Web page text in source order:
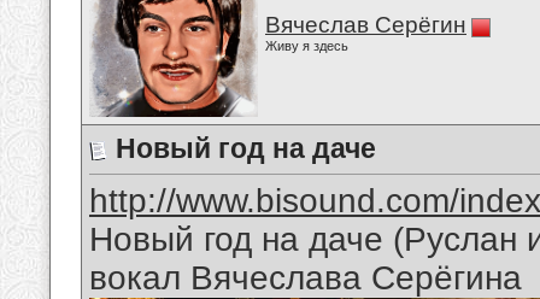
Вячеслав Серёгин
Живу я здесь
Новый год на даче
http://www.bisound.com/
Новый год на даче
вокал Вячеслава Серёгина